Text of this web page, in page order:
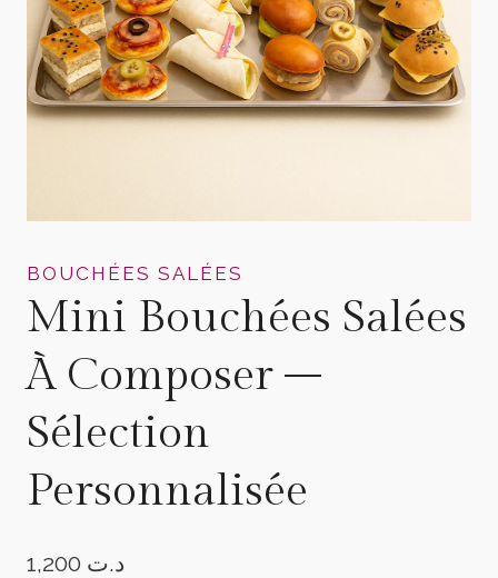
BOUCHÉES SALÉES
Mini Bouchées Salées
À Composer –
Sélection
Personnalisée
د.ت